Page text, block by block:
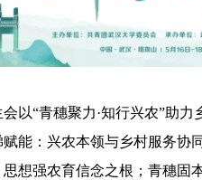
以“青穗聚力·知行兴农”助
能：兴农本领与乡村服务协
想强农育信念之根；青穗固